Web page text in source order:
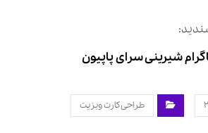
شیرینی سرای پاپیون
طراحی کارت ویزیت